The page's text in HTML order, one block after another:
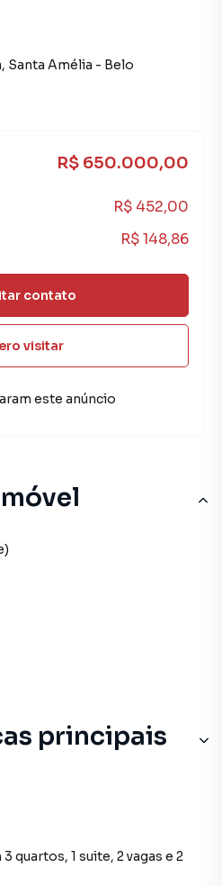
principais
quartos, 1 suite, 2 vagas e 2
, Santa Amélia - Belo
R$ 650.000,00
R$ 452,00
R$ 148,86
contato
visitar
este anúncio